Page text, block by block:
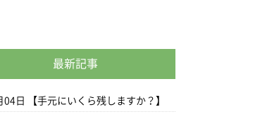
最新記事
04日 【手元にいくら残しますか？】